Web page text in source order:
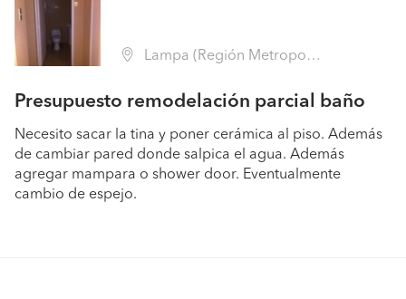
Lampa (Región Metropolitana - Chacabuco)
Presupuesto remodelación parcial baño
Necesito sacar la tina y poner cerámica al piso. Además
de cambiar pared donde salpica el agua. Además
agregar mampara o shower door. Eventualmente
cambio de espejo.